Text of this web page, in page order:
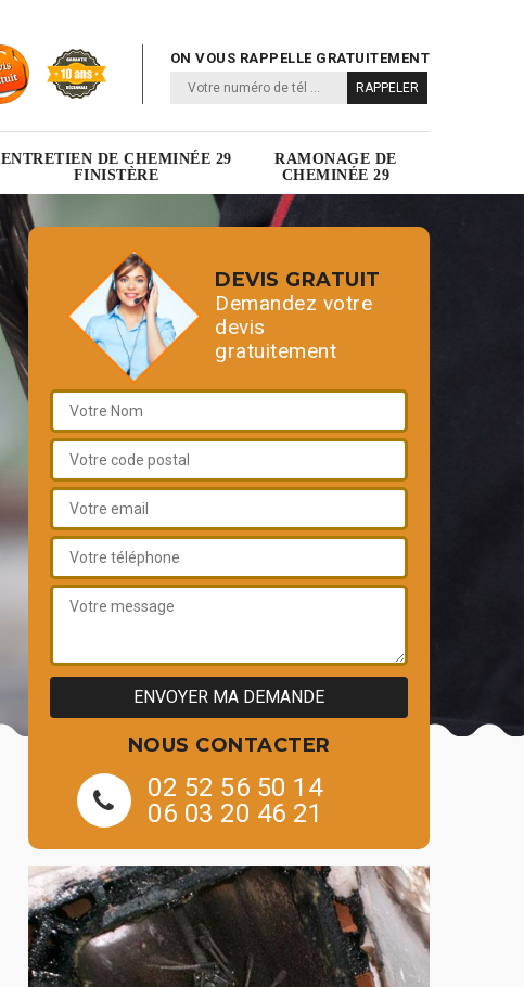
ON VOUS RAPPELLE GRATUITEMENT
ENTRETIEN DE CHEMINÉE 29
FINISTÈRE
RAMONAGE DE
CHEMINÉE 29
DEVIS GRATUIT
Demandez votre
devis
gratuitement
NOUS CONTACTER
02 52 56 50 14
06 03 20 46 21